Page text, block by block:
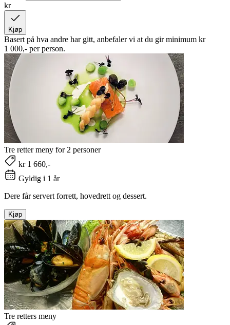
kr
Kjøp
Basert på hva andre har gitt, anbefaler vi at du gir minimum kr
1 000,- per person.
Tre retter meny for 2 personer
kr 1 660,-
Gyldig i 1 år
Dere får servert forrett, hovedrett og dessert.
Kjøp
Tre retters meny